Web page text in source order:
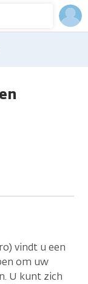
vindt u een
om uw
U kunt zich